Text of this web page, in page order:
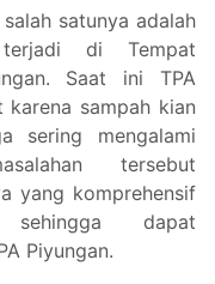
satunya adalah
terjadi di Tempat
Saat ini TPA
karena sampah kian
sering mengalami
tersebut
yang komprehensif
dapat
Piyungan.